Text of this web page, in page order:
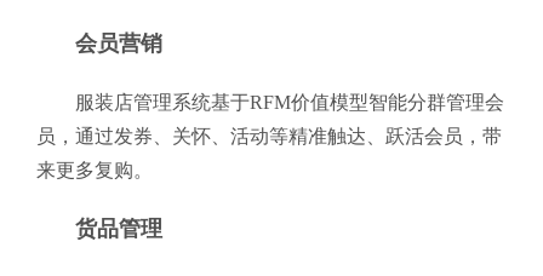
会员营销
服装店管理系统基于RFM价值模型智能分群管理会
员，通过发券、关怀、活动等精准触达、跃活会员，带
来更多复购。
货品管理